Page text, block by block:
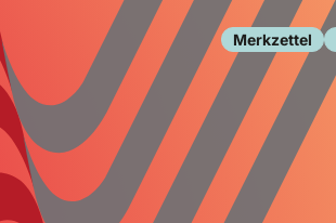
Merkzettel
Leben
Familie
Gesellschaft
Forschung